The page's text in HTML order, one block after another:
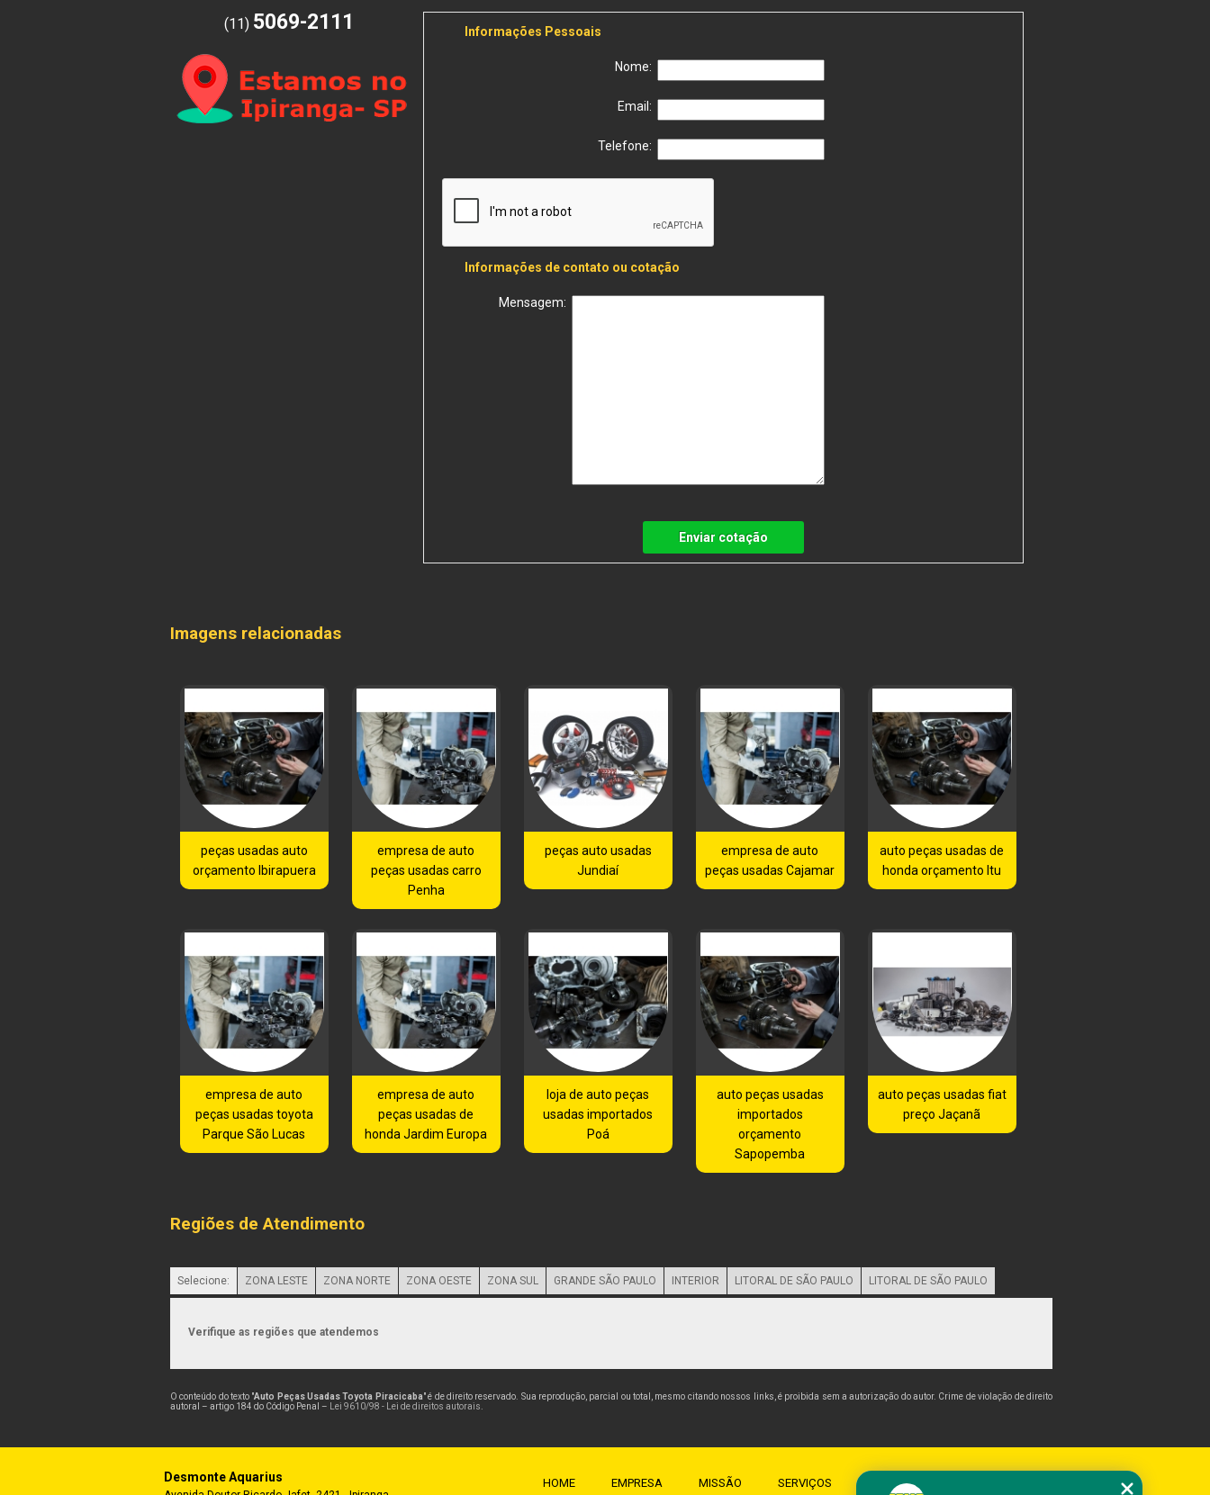
(11) 5069-2111 Informações Pessoais
Nome:
Email:
Telefone:
Informações de contato ou cotação
Mensagem:
Enviar cotação
Imagens relacionadas
peças usadas auto
orçamento Ibirapuera
empresa de auto
peças usadas carro
Penha
peças auto usadas
Jundiaí
empresa de auto
peças usadas Cajamar
auto peças usadas de
honda orçamento Itu
empresa de auto
peças usadas toyota
Parque São Lucas
empresa de auto
peças usadas de
honda Jardim Europa
loja de auto peças
usadas importados
Poá
auto peças usadas
importados
orçamento
Sapopemba
auto peças usadas fiat
preço Jaçanã
Regiões de Atendimento
Selecione: ZONA LESTE ZONA NORTE ZONA OESTE ZONA SUL GRANDE SÃO PAULO INTERIOR LITORAL DE SÃO PAULO LITORAL DE SÃO PAULO
Verifique as regiões que atendemos
O conteúdo do texto "Auto Peças Usadas Toyota Piracicaba" é de direito reservado. Sua reprodução, parcial ou total, mesmo citando nossos links, é proibida sem a autorização do autor. Crime de violação de direito
autoral – artigo 184 do Código Penal – Lei 9610/98 - Lei de direitos autorais.
Desmonte Aquarius HOME EMPRESA MISSÃO SERVIÇOS CONTATO